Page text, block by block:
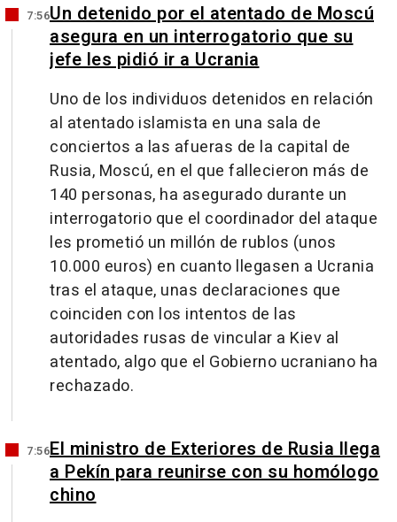
7:56Un detenido por el atentado de Moscú
asegura en un interrogatorio que su
jefe les pidió ir a Ucrania
Uno de los individuos detenidos en relación
al atentado islamista en una sala de
conciertos a las afueras de la capital de
Rusia, Moscú, en el que fallecieron más de
140 personas, ha asegurado durante un
interrogatorio que el coordinador del ataque
les prometió un millón de rublos (unos
10.000 euros) en cuanto llegasen a Ucrania
tras el ataque, unas declaraciones que
coinciden con los intentos de las
autoridades rusas de vincular a Kiev al
atentado, algo que el Gobierno ucraniano ha
rechazado.
7:56El ministro de Exteriores de Rusia llega
a Pekín para reunirse con su homólogo
chino